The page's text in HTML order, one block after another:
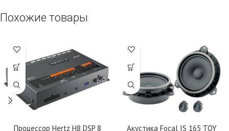
Похожие товары
Процессор Hertz H8 DSP 8
Акустика Focal IS 165 TOY